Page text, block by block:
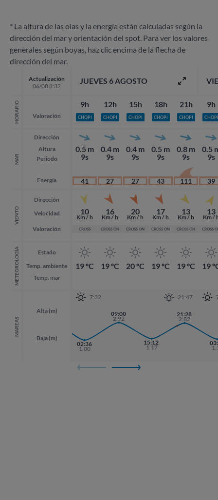
* La altura de las olas y la energía están calculadas según la
dirección del mar y orientación del spot. Para ver los valores
generales según boyas, haz clic encima de la flecha de
dirección del mar.
Actualización
06/08 8:32
HORARIO Valoración
MAR
Dirección
Altura
Periodo
Energía
VIENTO
Dirección
Velocidad
Valoración
METEOROLOGÍA
Estado
Temp. ambiente
Temp. mar
MAREAS
Alta (m)
Baja (m)
JUEVES 6 AGOSTO
9h
CHOPI
0.5 m
9s
41
10
Km / h
CROSS
19 ºC
12h
CHOPI
0.4 m
9s
27
16
Km / h
CROSS ON
19 ºC
15h
CHOPI
0.4 m
9s
27
20
Km / h
CROSS ON
20 ºC
18h
CHOPI
0.5 m
9s
43
17
Km / h
CROSS ON
19 ºC
21h
CHOPI
0.8 m
9s
111
13
Km / h
CROSS ON
19 ºC
7:32 21:47
20:22
02:36
1.00
09:00
2.92
15:12
1.17
21:28
2.82
9h
CHOPI
0.5
9s
39
13
Km /
CROSS
19
21:28
2.82